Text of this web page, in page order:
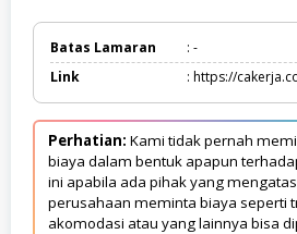
Batas Lamaran
: -
Link
: https://
Perhatian: Kami tidak pernah
biaya dalam bentuk apapun
ini apabila ada pihak yang
perusahaan meminta biaya seperti
akomodasi atau yang lainnya bisa